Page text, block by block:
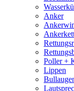
Anker
Poller +
Lippen